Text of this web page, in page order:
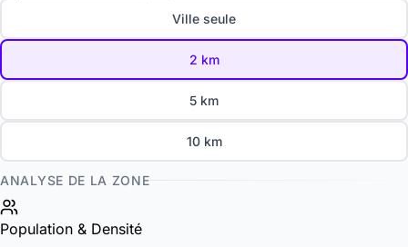
Ville seule
2 km
5 km
10 km
ANALYSE DE LA ZONE
Population & Densité